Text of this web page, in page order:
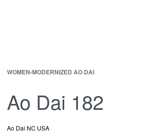
WOMEN›MODERNIZED AO DAI
Ao Dai 182
Ao Dai NC USA